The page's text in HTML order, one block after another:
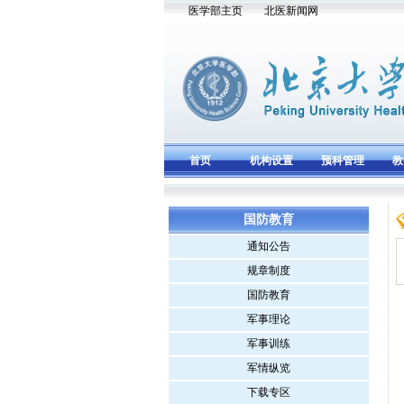
医学部主页 北医新闻网
首页 机构设置 预科管理
国防教育
通知公告
规章制度
国防教育
军事理论
军事训练
军情纵览
下载专区